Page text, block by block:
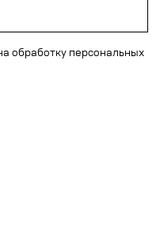
обработку персональных